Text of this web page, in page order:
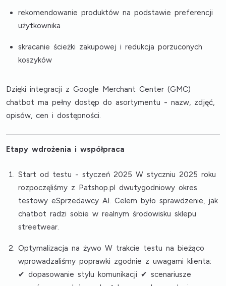
rekomendowanie produktów na podstawie preferencji
użytkownika
skracanie ścieżki zakupowej i redukcja porzuconych
koszyków
Dzięki integracji z Google Merchant Center (GMC)
chatbot ma pełny dostęp do asortymentu - nazw, zdjęć,
opisów, cen i dostępności.
Etapy wdrożenia i współpraca
Start od testu - styczeń 2025 W styczniu 2025 roku
rozpoczęliśmy z Patshop.pl dwutygodniowy okres
testowy eSprzedawcy AI. Celem było sprawdzenie, jak
chatbot radzi sobie w realnym środowisku sklepu
streetwear.
Optymalizacja na żywo W trakcie testu na bieżąco
wprowadzaliśmy poprawki zgodnie z uwagami klienta:
✔ dopasowanie stylu komunikacji ✔ scenariusze